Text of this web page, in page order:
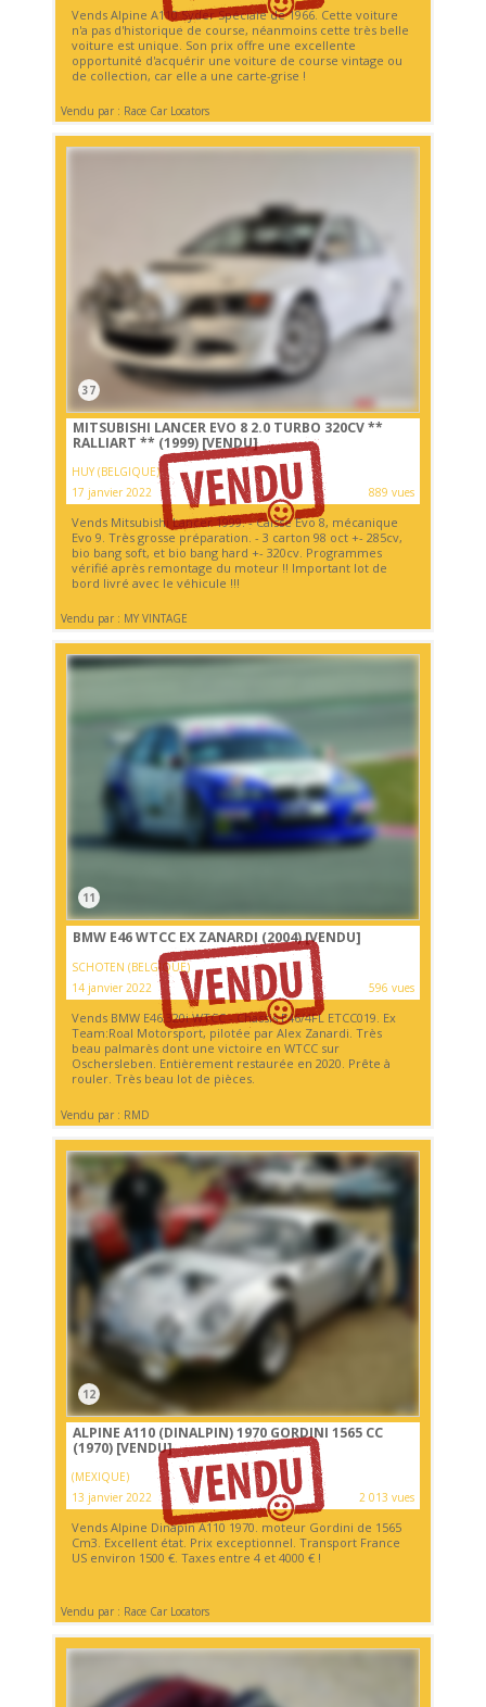
Vends Alpine A110 Syder Spéciale de 1966. Cette voiture
n'a pas d'historique de course, néanmoins cette très belle
voiture est unique. Son prix offre une excellente
opportunité d'acquérir une voiture de course vintage ou
de collection, car elle a une carte-grise !
Vendu par : Race Car Locators
37
MITSUBISHI LANCER EVO 8 2.0 TURBO 320CV **
RALLIART ** (1999) [VENDU]
HUY (BELGIQUE)
17 janvier 2022
889 vues
Vends Mitsubishi Lancer 1999. - Caisse Evo 8, mécanique
Evo 9. Très grosse préparation. - 3 carton 98 oct +- 285cv,
bio bang soft, et bio bang hard +- 320cv. Programmes
vérifié après remontage du moteur !! Important lot de
bord livré avec le véhicule !!!
Vendu par : MY VINTAGE
11
BMW E46 WTCC EX ZANARDI (2004)[VENDU]
SCHOTEN (BELGIQUE)
14 janvier 2022
596 vues
Vends BMW E46 320i WTCC - Chassis E46/4FL ETCC019. Ex
Team:Roal Motorsport, pilotée par Alex Zanardi. Très
beau palmarès dont une victoire en WTCC sur
Oschersleben. Entièrement restaurée en 2020. Prête à
rouler. Très beau lot de pièces.
Vendu par : RMD
12
ALPINE A110 (DINALPIN) 1970 GORDINI 1565 CC
(1970) [VENDU]
(MEXIQUE)
13 janvier 2022
2 013 vues
Vends Alpine Dinapin A110 1970. moteur Gordini de 1565
Cm3. Excellent état. Prix exceptionnel. Transport France
US environ 1500 €. Taxes entre 4 et 4000 € !
Vendu par : Race Car Locators